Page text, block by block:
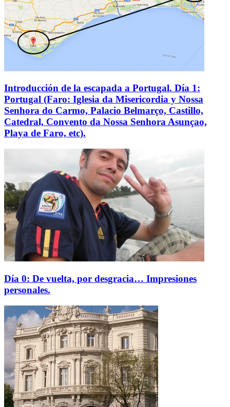
Introducción de la escapada a Portugal. Día 1:
Portugal (Faro: Iglesia da Misericordia y Nossa
Senhora do Carmo, Palacio Belmarço, Castillo,
Catedral, Convento da Nossa Senhora Asunçao,
Playa de Faro, etc).
Día 0: De vuelta, por desgracia… Impresiones
personales.